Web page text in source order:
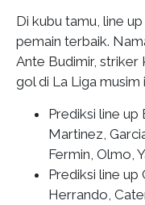
Di kubu tamu, line
pemain terbaik.
Ante Budimir, striker
gol di La Liga musim
Prediksi line up
Martinez,
Fermin, Olmo,
Prediksi line up
Herrando,